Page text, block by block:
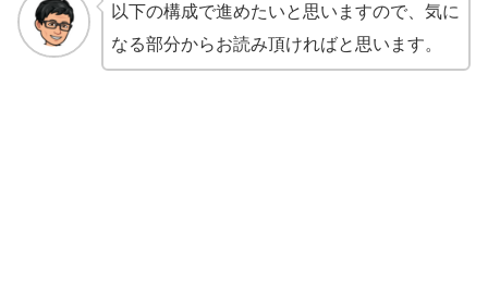
以下の構成で進めたいと思いますので、気に
なる部分からお読み頂ければと思います。